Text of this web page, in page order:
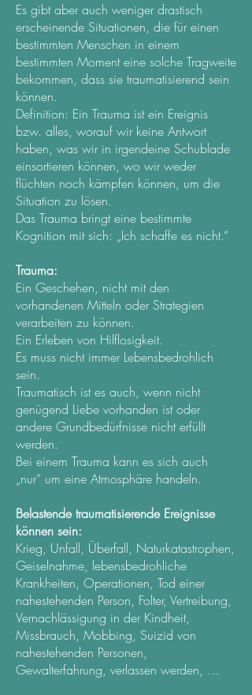
Es gibt aber auch weniger drastisch
erscheinende Situationen, die für einen
bestimmten Menschen in einem
bestimmten Moment eine solche Tragweite
bekommen, dass sie traumatisierend sein
können.
Definition: Ein Trauma ist ein Ereignis
bzw. alles, worauf wir keine Antwort
haben, was wir in irgendeine Schublade
einsortieren können, wo wir weder
flüchten noch kämpfen können, um die
Situation zu lösen.
Das Trauma bringt eine bestimmte
Kognition mit sich: „Ich schaffe es nicht.“
Trauma:
Ein Geschehen, nicht mit den
vorhandenen Mitteln oder Strategien
verarbeiten zu können.
Ein Erleben von Hilflosigkeit.
Es muss nicht immer Lebensbedrohlich
sein.
Traumatisch ist es auch, wenn nicht
genügend Liebe vorhanden ist oder
andere Grundbedürfnisse nicht erfüllt
werden.
Bei einem Trauma kann es sich auch
„nur“ um eine Atmosphäre handeln.
Belastende traumatisierende Ereignisse
können sein:
Krieg, Unfall, Überfall, Naturkatastrophen,
Geiselnahme, lebensbedrohliche
Krankheiten, Operationen, Tod einer
nahestehenden Person, Folter, Vertreibung,
Vernachlässigung in der Kindheit,
Missbrauch, Mobbing, Suizid von
nahestehenden Personen,
Gewalterfahrung, verlassen werden, …